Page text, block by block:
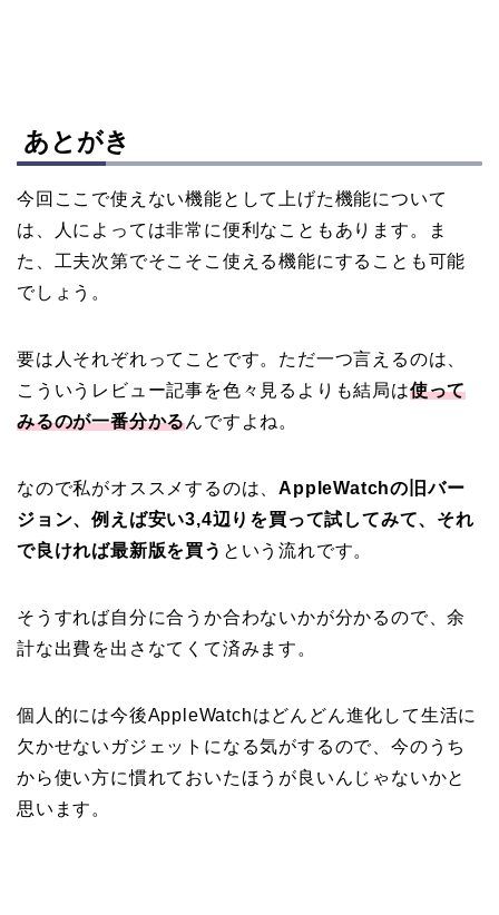
あとがき
今回ここで使えない機能として上げた機能について
は、人によっては非常に便利なこともあります。ま
た、工夫次第でそこそこ使える機能にすることも可能
でしょう。
要は人それぞれってことです。ただ一つ言えるのは、
こういうレビュー記事を色々見るよりも結局は使って
みるのが一番分かるんですよね。
なので私がオススメするのは、AppleWatchの旧バー
ジョン、例えば安い3,4辺りを買って試してみて、それ
で良ければ最新版を買う という流れです。
そうすれば自分に合うか合わないかが分かるので、余
計な出費を出さなてくて済みます。
個人的には今後AppleWatchはどんどん進化して生活に
欠かせないガジェットになる気がするので、今のうち
から使い方に慣れておいたほうが良いんじゃないかと
思います。